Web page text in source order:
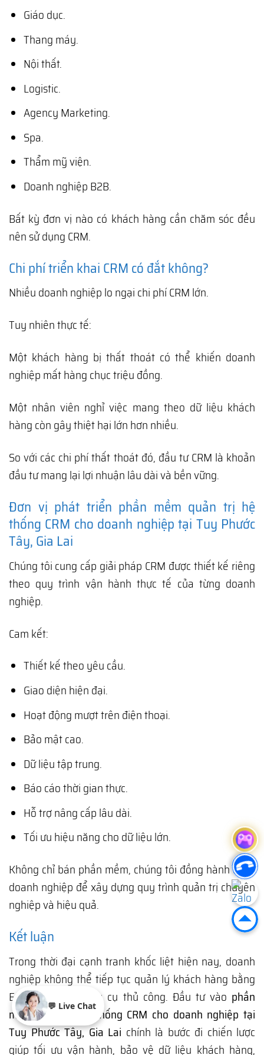
Giáo dục.
Thang máy.
Nội thất.
Logistic.
Agency Marketing.
Spa.
Thẩm mỹ viện.
Doanh nghiệp B2B.
Bất kỳ đơn vị nào có khách hàng cần chăm sóc đều
nên sử dụng CRM.
Chi phí triển khai CRM có đắt không?
Nhiều doanh nghiệp lo ngại chi phí CRM lớn.
Tuy nhiên thực tế:
Một khách hàng bị thất thoát có thể khiến doanh
nghiệp mất hàng chục triệu đồng.
Một nhân viên nghỉ việc mang theo dữ liệu khách
hàng còn gây thiệt hại lớn hơn nhiều.
So với các chi phí thất thoát đó, đầu tư CRM là khoản
đầu tư mang lại lợi nhuận lâu dài và bền vững.
Đơn vị phát triển phần mềm quản trị hệ
thống CRM cho doanh nghiệp tại Tuy Phước
Tây, Gia Lai
Chúng tôi cung cấp giải pháp CRM được thiết kế riêng
theo quy trình vận hành thực tế của từng doanh
nghiệp.
Cam kết:
Thiết kế theo yêu cầu.
Giao diện hiện đại.
Hoạt động mượt trên điện thoại.
Bảo mật cao.
Dữ liệu tập trung.
Báo cáo thời gian thực.
Hỗ trợ nâng cấp lâu dài.
Tối ưu hiệu năng cho dữ liệu lớn.
Không chỉ bán phần mềm, chúng tôi đồng hành cùng
doanh nghiệp để xây dựng quy trình quản trị chuyên
nghiệp và hiệu quả.
Kết luận
Trong thời đại cạnh tranh khốc liệt hiện nay, doanh
nghiệp không thể tiếp tục quản lý khách hàng bằng
Excel hay các công cụ thủ công. Đầu tư vào phần
mềm quản trị hệ thống CRM cho doanh nghiệp tại
Tuy Phước Tây, Gia Lai chính là bước đi chiến lược
giúp tối ưu vận hành, bảo vệ dữ liệu khách hàng,
💬 Live Chat